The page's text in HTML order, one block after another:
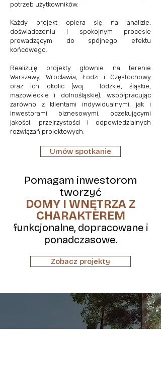
potrzeb użytkowników.
Każdy projekt opiera się na analizie,
doświadczeniu i spokojnym procesie
prowadzącym do spójnego efektu
końcowego.
Realizuję projekty głownie na terenie
Warszawy, Wrocławia, Łodzi i Częstochowy
oraz ich okolic (woj. łódzkie, śląskie,
mazowieckie i dolnośląskie), współpracując
zarówno z klientami indywidualnymi, jak i
inwestorami biznesowymi, oczekującymi
jakości, przejrzystości i odpowiedzialnych
rozwiązań projektowych.
Umów spotkanie
Pomagam inwestorom
tworzyć
DOMY I WNĘTRZA Z
CHARAKTEREM
funkcjonalne, dopracowane i
ponadczasowe.
Zobacz projekty